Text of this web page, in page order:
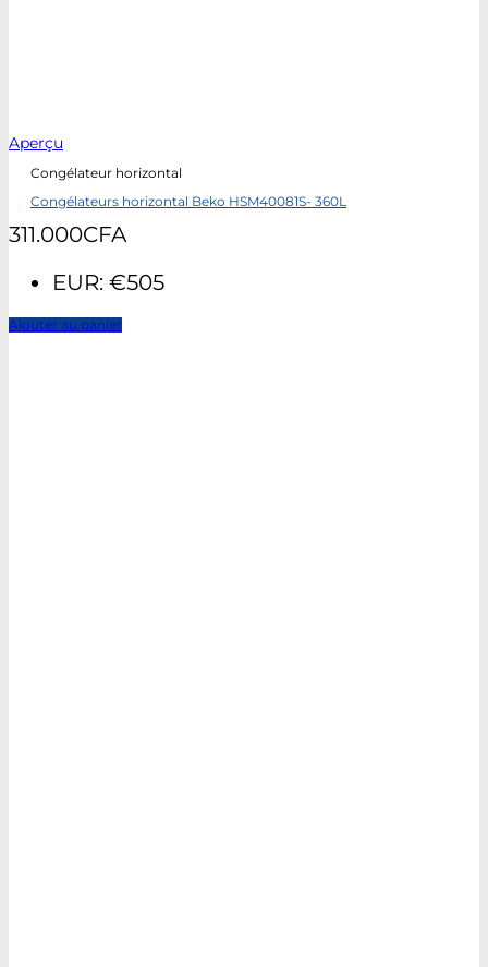
Aperçu
Congélateur horizontal
Congélateurs horizontal Beko HSM40081S- 360L
311.000CFA
EUR: €505
Ajouter au panier